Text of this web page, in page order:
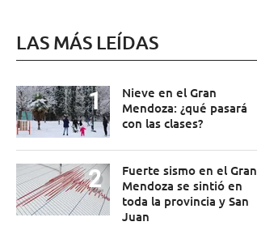
LAS MÁS LEÍDAS
Nieve en el Gran
Mendoza: ¿qué pasará
con las clases?
Fuerte sismo en el Gran
Mendoza se sintió en
toda la provincia y San
Juan